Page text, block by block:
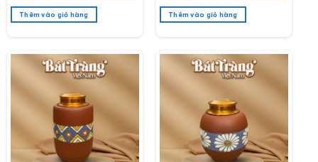
Thêm vào giỏ hàng Thêm vào giỏ hàng